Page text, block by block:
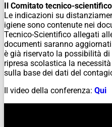
Il Comitato tecnico-scientifico
Le indicazioni su
igiene sono contenute nei
Tecnico-Scientifico allegati
documenti saranno
è già riservato la possibilità
ripresa scolastica la
sulla base dei dati del
Il video della conferenza: Qui